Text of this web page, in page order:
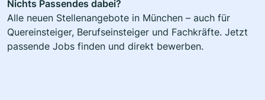
Nichts Passendes dabei?
Alle neuen Stellenangebote in München – auch für
Quereinsteiger, Berufseinsteiger und Fachkräfte. Jetzt
passende Jobs finden und direkt bewerben.